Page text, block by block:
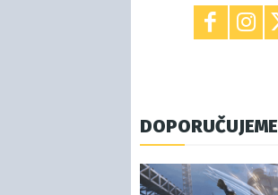
DOPORUČUJEME